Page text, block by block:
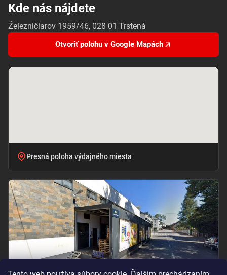
Kde nás nájdete
Železničiarov 1959/46, 028 01 Trstená
Otvoriť polohu v Google Mapách
Presná poloha výdajného miesta